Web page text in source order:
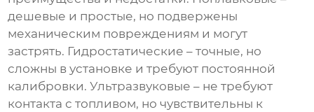
дешевые и простые, но подвержены
механическим повреждениям и могут
застрять. Гидростатические – точные, но
сложны в установке и требуют постоянной
калибровки. Ультразвуковые – не требуют
контакта с топливом, но чувствительны к